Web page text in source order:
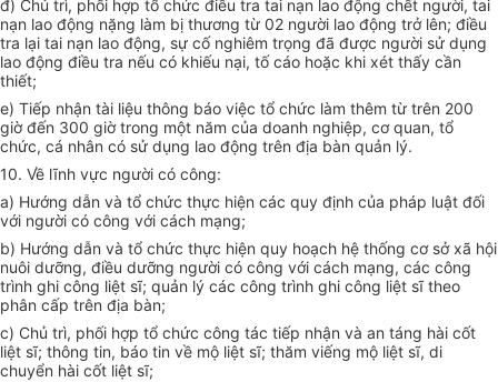
đ) Chủ trì, phối hợp tổ chức điều tra tai nạn lao động chết người, tai
nạn lao động nặng làm bị thương từ 02 người lao động trở lên; điều
tra lại tai nạn lao động, sự cố nghiêm trọng đã được người sử dụng
lao động điều tra nếu có khiếu nại, tố cáo hoặc khi xét thấy cần
thiết;
e) Tiếp nhận tài liệu thông báo việc tổ chức làm thêm từ trên 200
giờ đến 300 giờ trong một năm của doanh nghiệp, cơ quan, tổ
chức, cá nhân có sử dụng lao động trên địa bàn quản lý.
10. Về lĩnh vực người có công:
a) Hướng dẫn và tổ chức thực hiện các quy định của pháp luật đối
với người có công với cách mạng;
b) Hướng dẫn và tổ chức thực hiện quy hoạch hệ thống cơ sở xã hội
nuôi dưỡng, điều dưỡng người có công với cách mạng, các công
trình ghi công liệt sĩ; quản lý các công trình ghi công liệt sĩ theo
phân cấp trên địa bàn;
c) Chủ trì, phối hợp tổ chức công tác tiếp nhận và an táng hài cốt
liệt sĩ; thông tin, báo tin về mộ liệt sĩ; thăm viếng mộ liệt sĩ, di
chuyển hài cốt liệt sĩ;